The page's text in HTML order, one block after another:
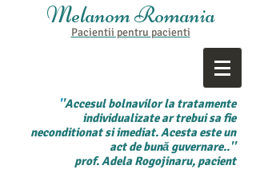
Melanom Romania
Pacientii pentru pacienti
''Accesul bolnavilor la tratamente
individualizate ar trebui sa fie
neconditionat si imediat. Acesta este un
act de bună guvernare..''
prof. Adela Rogojinaru, pacient